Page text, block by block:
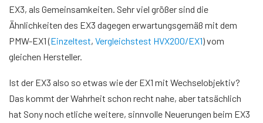
EX3, als Gemeinsamkeiten. Sehr viel größer sind die
Ähnlichkeiten des EX3 dagegen erwartungsgemäß mit dem
PMW-EX1 (Einzeltest, Vergleichstest HVX200/EX1) vom
gleichen Hersteller.
Ist der EX3 also so etwas wie der EX1 mit Wechselobjektiv?
Das kommt der Wahrheit schon recht nahe, aber tatsächlich
hat Sony noch etliche weitere, sinnvolle Neuerungen beim EX3